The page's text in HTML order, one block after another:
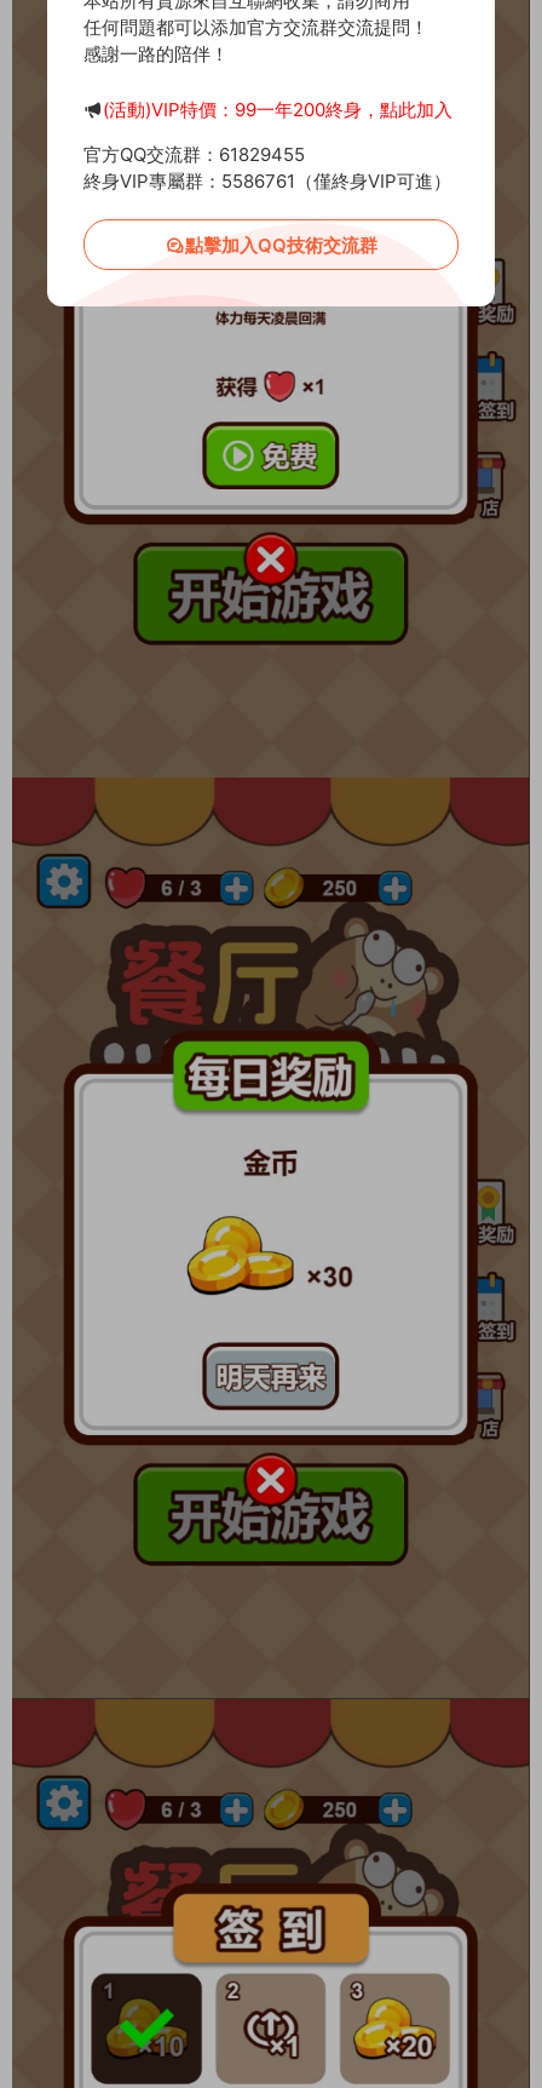
任何問題都可以添加官方交流群交流提問！
感謝一路的陪伴！
(活動)VIP特價：99一年200終身，點此加入
官方QQ交流群：61829455
終身VIP專屬群：5586761（僅終身VIP可進）
點擊加入QQ技術交流群